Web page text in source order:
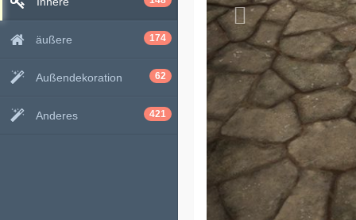
äußere 174
Außendekoration 62
Anderes 421